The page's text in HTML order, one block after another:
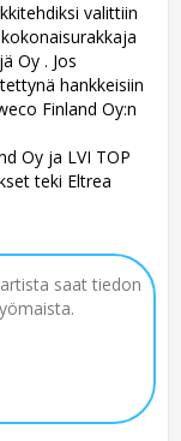
valittiin
Oy . Jos
hankkeisiin
Finland Oy:n
Oy ja LVI TOP
teki Eltrea
saat tiedon